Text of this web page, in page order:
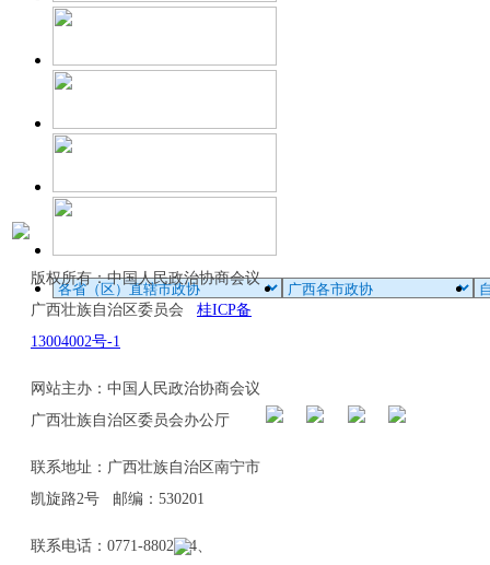
版权所有：中国人民政治协商会议
广西壮族自治区委员会 桂ICP备
13004002号-1
网站主办：中国人民政治协商会议
广西壮族自治区委员会办公厅
联系地址：广西壮族自治区南宁市
凯旋路2号 邮编：530201
联系电话：0771-8802114、